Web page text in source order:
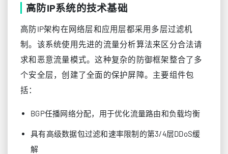
高防IP系统的技术基础
高防IP架构在网络层和应用层都采用多层过滤机
制。该系统使用先进的流量分析算法来区分合法请
求和恶意流量模式。这种复杂的防御框架整合了多
个安全层，创建了全面的保护屏障。主要组件包
括：
BGP任播网络分配，用于优化流量路由和负载均衡
具有高级数据包过滤和速率限制的第3/4层DDoS缓
解